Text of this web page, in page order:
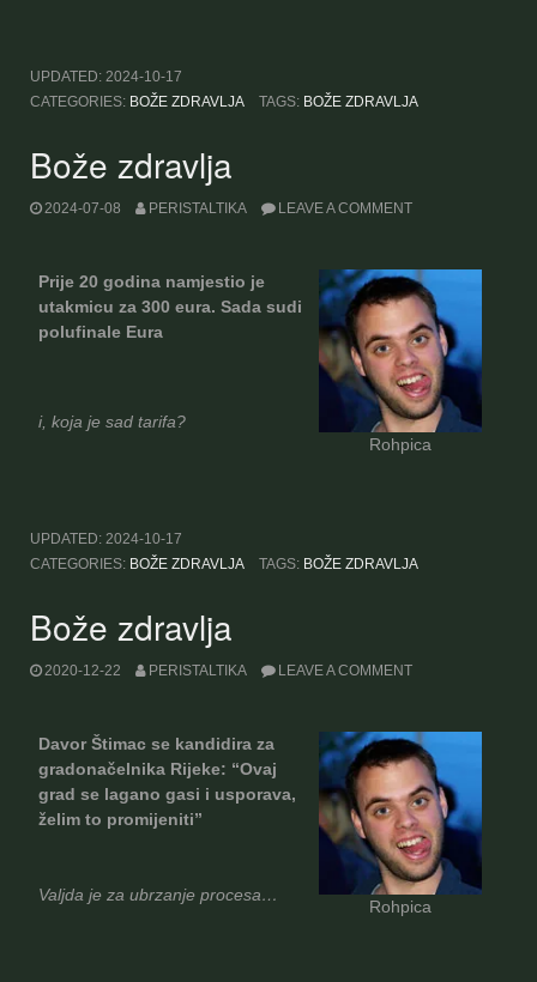
UPDATED: 2024-10-17
CATEGORIES: BOŽE ZDRAVLJA TAGS: BOŽE ZDRAVLJA
Bože zdravlja
2024-07-08 PERISTALTIKA LEAVE A COMMENT
Prije 20 godina namjestio je
utakmicu za 300 eura. Sada sudi
polufinale Eura
Rohpica
i, koja je sad tarifa?
UPDATED: 2024-10-17
CATEGORIES: BOŽE ZDRAVLJA TAGS: BOŽE ZDRAVLJA
Bože zdravlja
2020-12-22 PERISTALTIKA LEAVE A COMMENT
Davor Štimac se kandidira za
gradonačelnika Rijeke: “Ovaj
grad se lagano gasi i usporava,
želim to promijeniti”
Rohpica
Valjda je za ubrzanje procesa…